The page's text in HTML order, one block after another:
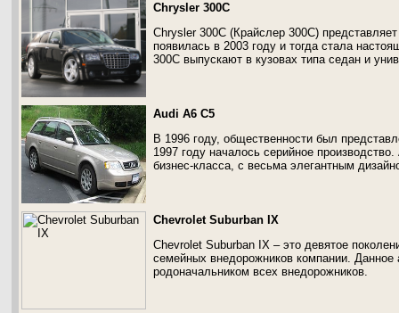
Chrysler 300C
Chrysler 300C (Крайслер 300С)
появилась в 2003 году и тогда стала
300C выпускают в кузовах типа седан и
Audi A6 C5
В 1996 году, общественности был
1997 году началось серийное
бизнес-класса, с весьма элегантным
Chevrolet Suburban IX
Chevrolet Suburban IX – это девятое
семейных внедорожников компании. Данное
родоначальником всех внедорожников.